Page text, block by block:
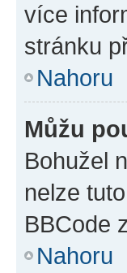
více
stránku
Nahoru
Můžu
Bohužel
nelze
BBCode
Nahoru